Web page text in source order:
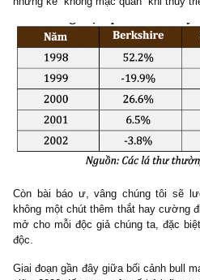
nhạo:What’s wrong, Warren ?(tại
mà không đủ thân – thể hiện sự
chúng tôi cũng thấy uất ức thay
Và tất nhiên như quý độc giả
lâu (the article didn’t age well),
năm sau đó khi bong bóng dot-
trường liền mỗi năm với tổng
những kẻ “không mặc quần” khi